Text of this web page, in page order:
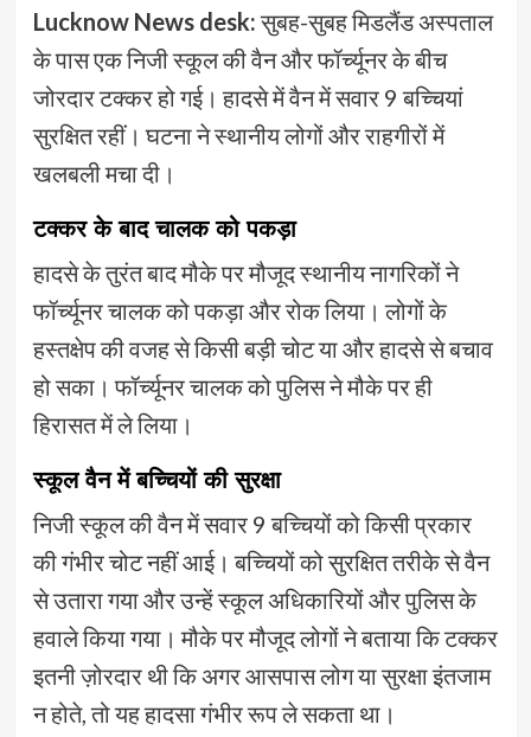
Lucknow News desk:सुबह-सुबह मिडलैंड अस्पताल
के पास एक निजी स्कूल की वैन और फॉर्च्यूनर के बीच
जोरदार टक्कर हो गई। हादसे में वैन में सवार 9 बच्चियां
सुरक्षित रहीं। घटना ने स्थानीय लोगों और राहगीरों में
खलबली मचा दी।
टक्कर के बाद चालक को पकड़ा
हादसे के तुरंत बाद मौके पर मौजूद स्थानीय नागरिकों ने
फॉर्च्यूनर चालक को पकड़ा और रोक लिया। लोगों के
हस्तक्षेप की वजह से किसी बड़ी चोट या और हादसे से बचाव
हो सका। फॉर्च्यूनर चालक को पुलिस ने मौके पर ही
हिरासत में ले लिया।
स्कूल वैन में बच्चियों की सुरक्षा
निजी स्कूल की वैन में सवार 9 बच्चियों को किसी प्रकार
की गंभीर चोट नहीं आई। बच्चियों को सुरक्षित तरीके से वैन
से उतारा गया और उन्हें स्कूल अधिकारियों और पुलिस के
हवाले किया गया। मौके पर मौजूद लोगों ने बताया कि टक्कर
इतनी ज़ोरदार थी कि अगर आसपास लोग या सुरक्षा इंतजाम
न होते, तो यह हादसा गंभीर रूप ले सकता था।